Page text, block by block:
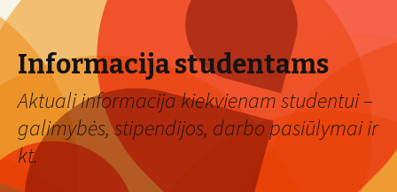
Informacija studentams
Aktuali informacija kiekvienam studentui –
galimybės, stipendijos, darbo pasiūlymai ir
kt.